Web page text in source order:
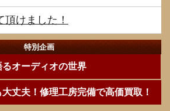
けました！
特別企画
るオーディオの世界
丈夫！修理工房完備で高価買取！